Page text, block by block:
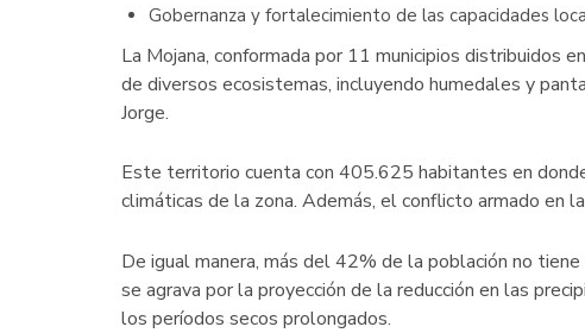
Gobernanza y fortalecimiento de las capacidades
La Mojana, conformada por 11 municipios distribuidos
de diversos ecosistemas, incluyendo humedales y
Jorge.
Este territorio cuenta con 405.625 habitantes en
climáticas de la zona. Además, el conflicto armado en
De igual manera, más del 42% de la población no
se agrava por la proyección de la reducción en las
los períodos secos prolongados.